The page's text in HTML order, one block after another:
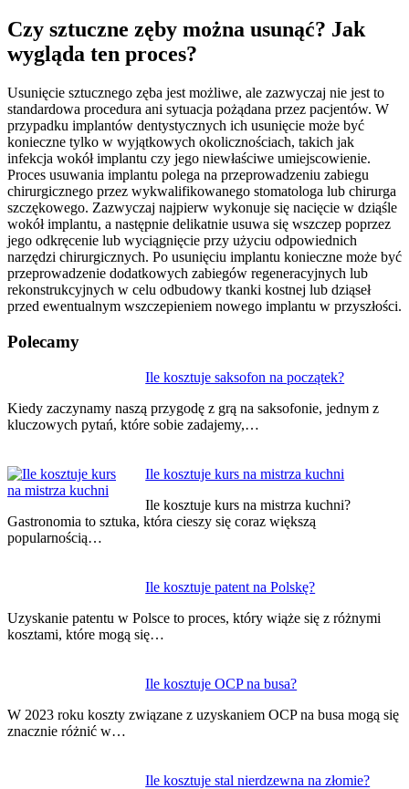
Czy sztuczne zęby można usunąć? Jak
wygląda ten proces?
Usunięcie sztucznego zęba jest możliwe, ale zazwyczaj nie jest to
standardowa procedura ani sytuacja pożądana przez pacjentów. W
przypadku implantów dentystycznych ich usunięcie może być
konieczne tylko w wyjątkowych okolicznościach, takich jak
infekcja wokół implantu czy jego niewłaściwe umiejscowienie.
Proces usuwania implantu polega na przeprowadzeniu zabiegu
chirurgicznego przez wykwalifikowanego stomatologa lub chirurga
szczękowego. Zazwyczaj najpierw wykonuje się nacięcie w dziąśle
wokół implantu, a następnie delikatnie usuwa się wszczep poprzez
jego odkręcenie lub wyciągnięcie przy użyciu odpowiednich
narzędzi chirurgicznych. Po usunięciu implantu konieczne może być
przeprowadzenie dodatkowych zabiegów regeneracyjnych lub
rekonstrukcyjnych w celu odbudowy tkanki kostnej lub dziąseł
przed ewentualnym wszczepieniem nowego implantu w przyszłości.
Polecamy
Ile kosztuje saksofon na początek?
Kiedy zaczynamy naszą przygodę z grą na saksofonie, jednym z
kluczowych pytań, które sobie zadajemy,…
Ile kosztuje kurs na mistrza kuchni
Ile kosztuje kurs na mistrza kuchni?
Gastronomia to sztuka, która cieszy się coraz większą
popularnością…
Ile kosztuje patent na Polskę?
Uzyskanie patentu w Polsce to proces, który wiąże się z różnymi
kosztami, które mogą się…
Ile kosztuje OCP na busa?
W 2023 roku koszty związane z uzyskaniem OCP na busa mogą się
znacznie różnić w…
Ile kosztuje stal nierdzewna na złomie?
wpisu